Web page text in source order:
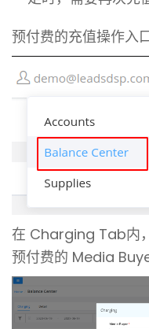
预付费的充值操作入
在 Charging Tab内
预付费的 Media